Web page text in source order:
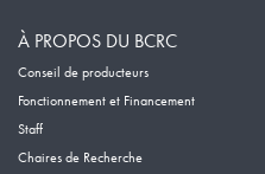
À PROPOS DU BCRC
Conseil de producteurs
Fonctionnement et Financement
Staff
Chaires de Recherche